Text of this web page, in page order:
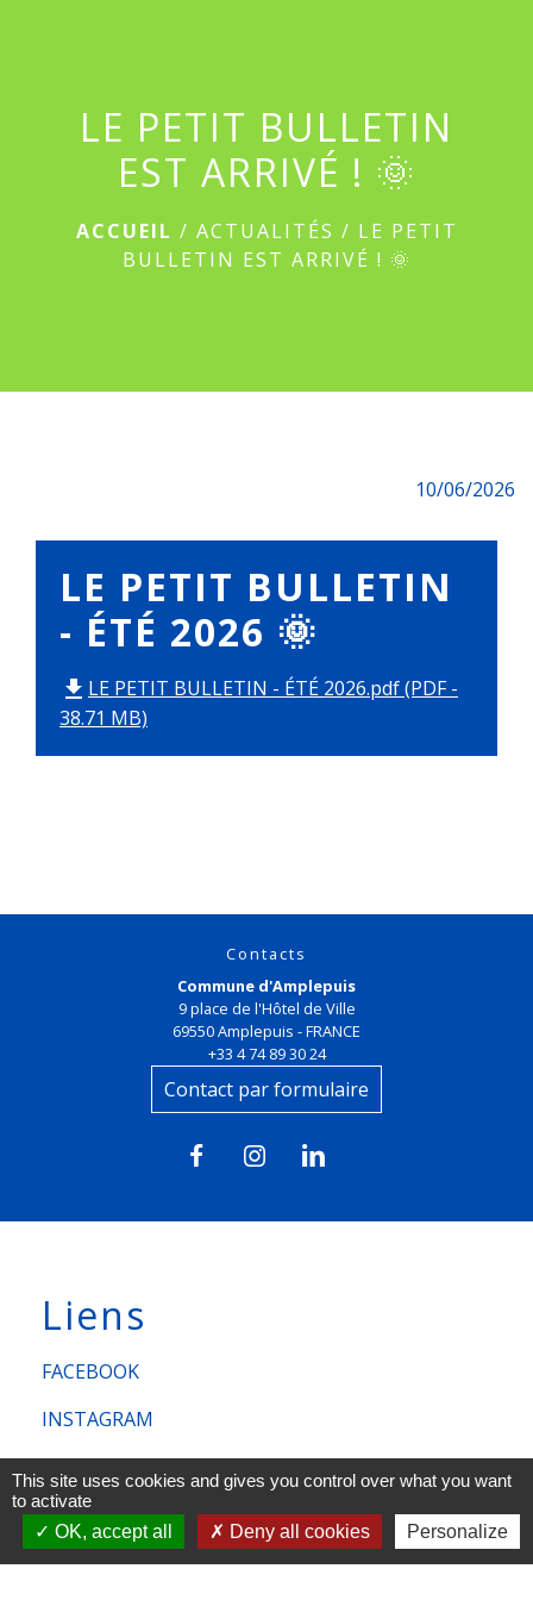
LE PETIT BULLETIN
EST ARRIVÉ ! 🌞
ACCUEIL / ACTUALITÉS / LE PETIT
BULLETIN EST ARRIVÉ ! 🌞
10/06/2026
LE PETIT BULLETIN
- ÉTÉ 2026 🌞
file_download LE PETIT BULLETIN - ÉTÉ 2026.pdf (PDF -
38.71 MB)
Contacts
Commune d'Amplepuis
9 place de l'Hôtel de Ville
69550 Amplepuis - FRANCE
+33 4 74 89 30 24
Contact par formulaire
Liens
FACEBOOK
INSTAGRAM
LINKEDIN
Mentions légales - Politique de confidentialité -
Accessibilité - Plan du site - Gestion des cookies
This site uses cookies and gives you control over what you want
to activate
OK, accept all
Deny all cookies Personalize